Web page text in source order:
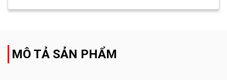
MÔ TẢ SẢN PHẨM